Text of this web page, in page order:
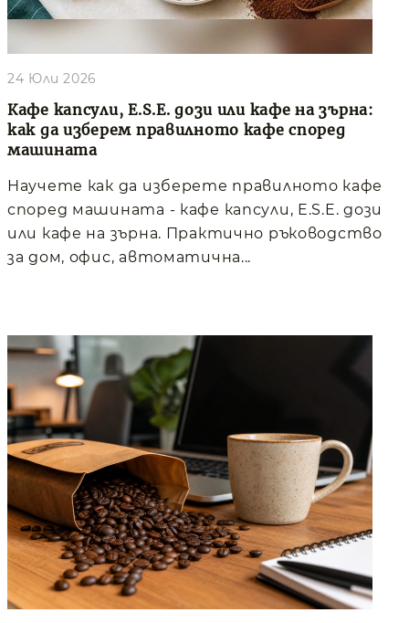
Кафе капсули, E.S.E. дози или кафе на зърна:
как да изберем правилното кафе според
машината
24 Юли 2026
Научете как да изберете правилното кафе
според машината - кафе капсули, E.S.E. дози
или кафе на зърна. Практично ръководство
за дом, офис, автоматична...